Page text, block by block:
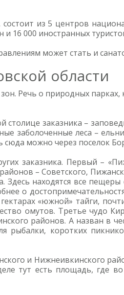
из 5 центров
16 000 иностранных
может стать и
области
Речь о природных
заказника –
заболоченные леса –
можно через поселок
заказника. Первый –
– Советского,
находятся все пещеры
о
«южной» тайги,
омутов. Третье чудо
районов. А назван в
рыбалки, коротких
и Нижнеивкинского
тут есть площадь, где